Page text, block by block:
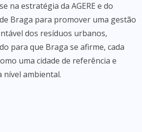
na estratégia da AGERE e do
Braga para promover uma gestão
dos resíduos urbanos,
para que Braga se afirme, cada
uma cidade de referência e
nível ambiental.